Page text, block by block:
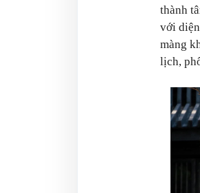
thành
với
màng
lịch,